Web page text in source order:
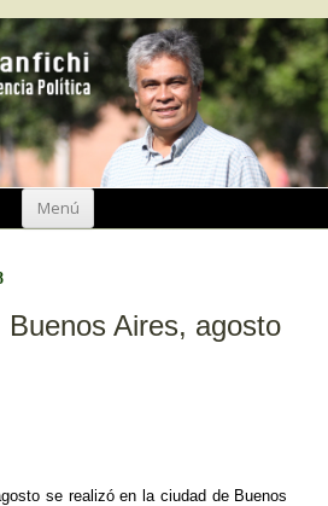
Menú
Ir
Buenos Aires, agosto
se realizó en la ciudad de Buenos